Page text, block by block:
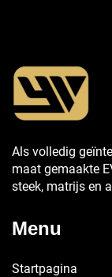
Als volledig
maat gemaakte
steek, matrijs en
Menu
Startpagina